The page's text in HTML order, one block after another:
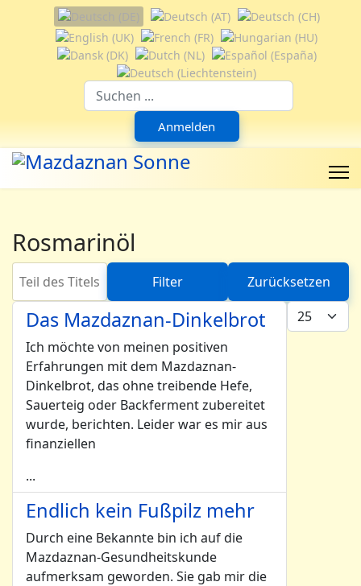
Sprache auswählen
Anmelden
Rosmarinöl
Teil des Titels eingeben
Filter
Zurücksetzen
Anzeige #
Das Mazdaznan-Dinkelbrot
Ich möchte von meinen positiven
Erfahrungen mit dem Mazdaznan-
Dinkelbrot, das ohne treibende Hefe,
Sauerteig oder Backferment zubereitet
wurde, berichten. Leider war es mir aus
finanziellen
...
Endlich kein Fußpilz mehr
Durch eine Bekannte bin ich auf die
Mazdaznan-Gesundheitskunde
aufmerksam geworden. Sie gab mir die